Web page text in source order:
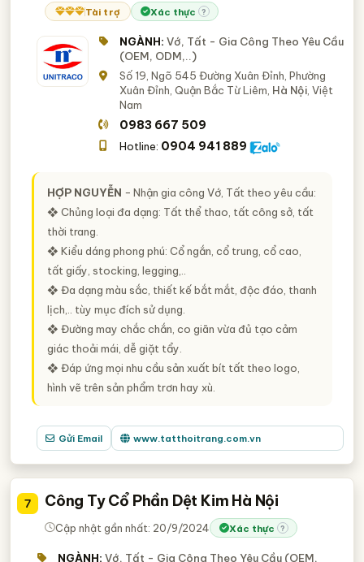
Tài trợ Xác thực ?
NGÀNH: Vớ, Tất - Gia Công Theo Yêu Cầu
(OEM, ODM,..)
Số 19, Ngõ 545 Đường Xuân Đỉnh, Phường
Xuân Đỉnh, Quận Bắc Từ Liêm, Hà Nội , Việt
Nam
0983 667 509
Hotline: 0904 941 889
HỢP NGUYỄN − Nhận gia công Vớ, Tất theo yêu cầu:
❖ Chủng loại đa dạng: Tất thể thao, tất công sở, tất
thời trang.
❖ Kiểu dáng phong phú: Cổ ngắn, cổ trung, cổ cao,
tất giấy, stocking, legging,..
❖ Đa dạng màu sắc, thiết kế bắt mắt, độc đáo, thanh
lịch,.. tùy mục đích sử dụng.
❖ Đường may chắc chắn, co giãn vừa đủ tạo cảm
giác thoải mái, dễ giặt tẩy.
❖ Đáp ứng mọi nhu cầu sản xuất bít tất theo logo,
hình vẽ trên sản phẩm trơn hay xù.
Gửi Email www.tatthoitrang.com.vn
7 Công Ty Cổ Phần Dệt Kim Hà Nội
Cập nhật gần nhất: 20/9/2024 Xác thực ?
NGÀNH: Vớ, Tất - Gia Công Theo Yêu Cầu (OEM,